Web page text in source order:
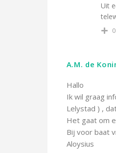
Uit
0
A.M. de
Hallo
Ik wil graag
Lelystad ) ,
Het gaat om
Bij voor baat
Aloysius